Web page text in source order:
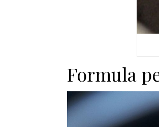
Formula